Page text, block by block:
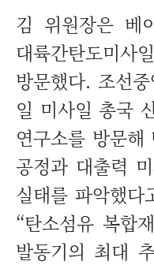
김 위원장은 베
대륙간탄도미사
방문했다. 조선
일 미사일 총국
연구소를 방문
공정과 대출력
실태를 파악했
“탄소섬유 복합
발동기의 최대